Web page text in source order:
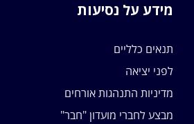
מידע על נסיעות
תנאים כלליים
לפני יציאה
מדיניות התנהגות אורחים
מבצע לחברי מועדון "חבר"